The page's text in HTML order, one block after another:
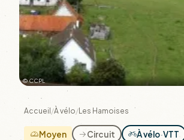
© CCPL
Accueil /À vélo/Les Hamoises
Moyen Circuit À vélo·VTT